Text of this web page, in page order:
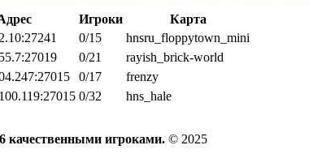
Игроки
Карта
0/15
hnsru_floppytown_mini
0/21
rayish_brick-world
0/17
frenzy
0/32 hns_hale
качественными игроками. © 2025